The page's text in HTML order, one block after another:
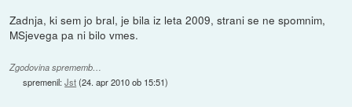
Zadnja, ki sem jo bral, je bila iz leta 2009, strani se ne spomnim,
MSjevega pa ni bilo vmes.
Zgodovina sprememb…
spremenil:Jst(24. apr 2010 ob 15:51)